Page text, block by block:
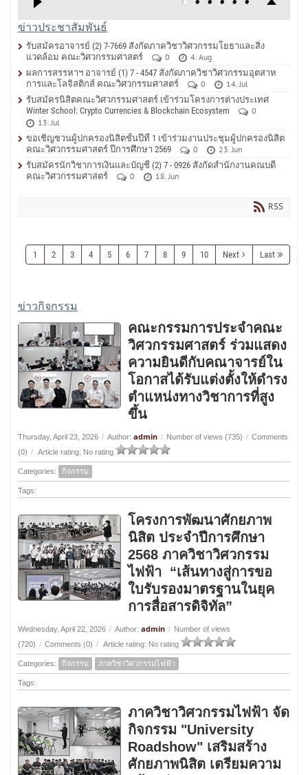
ข่าวประชาสัมพันธ์
รับสมัครอาจารย์ (2) 7-7669 สังกัดภาควิชาวิศวกรรมโยธาและสิ่ง
แวดล้อม คณะวิศวกรรมศาสตร์
0
4. Aug
ผลการสรรหาฯ อาจารย์ (1) 7 - 4547 สังกัดภาควิชาวิศวกรรมอุตสาห
การและโลจิสติกส์ คณะวิศวกรรมศาสตร์
0
14. Jul
รับสมัครนิสิตคณะวิศวกรรมศาสตร์ เข้าร่วมโครงการต่างประเทศ
Winter School: Crypto Currencies & Blockchain Ecosystem
0
13. Jul
ขอเชิญชวนผู้ปกครองนิสิตชั้นปีที่ 1 เข้าร่วมงานประชุมผู้ปกครองนิสิต
คณะวิศวกรรมศาสตร์ ปีการศึกษา 2569
0
23. Jun
รับสมัครนักวิชาการเงินและบัญชี (2) 7 - 0926 สังกัดสำนักงานคณบดี
คณะวิศวกรรมศาสตร์
0 18. Jun
RSS
1 2 3 4 5 6 7 8 9 10 Next Last
ข่าวกิจกรรม
คณะกรรมการประจำคณะ
วิศวกรรมศาสตร์ ร่วมแสดง
ความยินดีกับคณาจารย์ใน
โอกาสได้รับแต่งตั้งให้ดำรง
ตำแหน่งทางวิชาการที่สูง
ขึ้น
Thursday, April 23, 2026 / Author: admin / Number of views (735) / Comments
(0) / Article rating: No rating
Categories: กิจกรรม
Tags:
โครงการพัฒนาศักยภาพ
นิสิต ประจำปีการศึกษา
2568 ภาควิชาวิศวกรรม
ไฟฟ้า “เส้นทางสู่การขอ
ใบรับรองมาตรฐานในยุค
การสื่อสารดิจิทัล”
Wednesday, April 22, 2026 / Author: admin / Number of views
(720) / Comments (0) / Article rating: No rating
Categories: กิจกรรม ภาควิชาวิศวกรรมไฟฟ้า
Tags:
ภาควิชาวิศวกรรมไฟฟ้า จัด
กิจกรรม "University
Roadshow" เสริมสร้าง
ศักยภาพนิสิต เตรียมความ